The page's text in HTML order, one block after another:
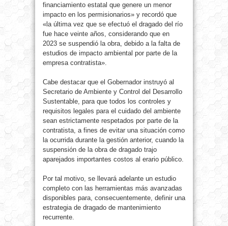
financiamiento estatal que genere un menor
impacto en los permisionarios» y recordó que
«la última vez que se efectuó el dragado del río
fue hace veinte años, considerando que en
2023 se suspendió la obra, debido a la falta de
estudios de impacto ambiental por parte de la
empresa contratista».
Cabe destacar que el Gobernador instruyó al
Secretario de Ambiente y Control del Desarrollo
Sustentable, para que todos los controles y
requisitos legales para el cuidado del ambiente
sean estrictamente respetados por parte de la
contratista, a fines de evitar una situación como
la ocurrida durante la gestión anterior, cuando la
suspensión de la obra de dragado trajo
aparejados importantes costos al erario público.
Por tal motivo, se llevará adelante un estudio
completo con las herramientas más avanzadas
disponibles para, consecuentemente, definir una
estrategia de dragado de mantenimiento
recurrente.